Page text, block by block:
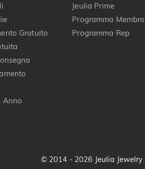
Gratuito
Anno
Jeulia Prime
Programma Membro
Programma Rep
© 2014 - 2026 Jeulia Jewelry